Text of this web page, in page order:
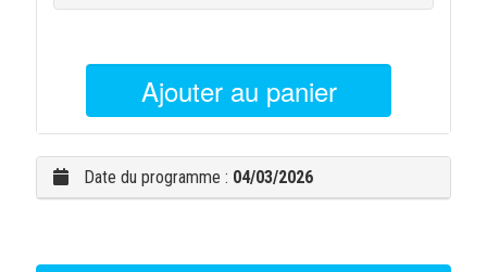
Ajouter au panier
Date du programme : 04/03/2026